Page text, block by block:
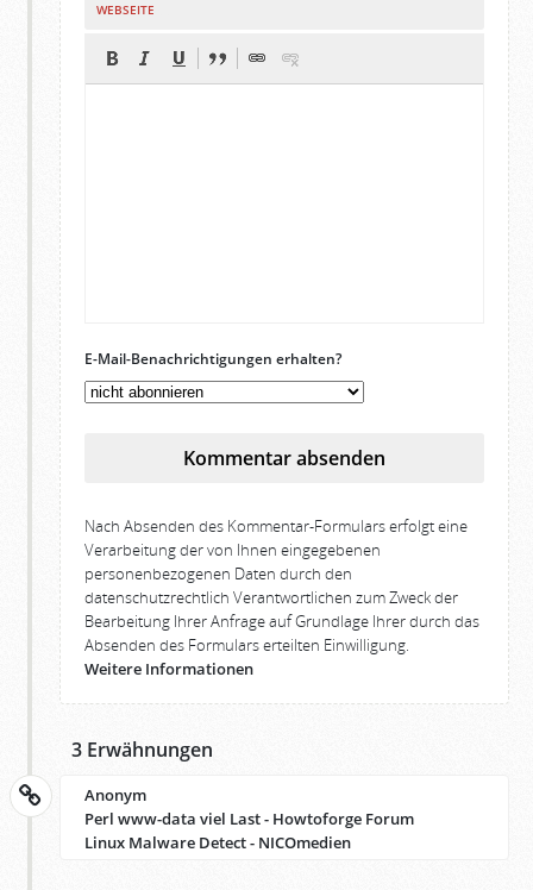
WEBSEITE
E-Mail-Benachrichtigungen erhalten?
Kommentar absenden
Nach Absenden des Kommentar-Formulars erfolgt eine
Verarbeitung der von Ihnen eingegebenen
personenbezogenen Daten durch den
datenschutzrechtlich Verantwortlichen zum Zweck der
Bearbeitung Ihrer Anfrage auf Grundlage Ihrer durch das
Absenden des Formulars erteilten Einwilligung.
Weitere Informationen
3 Erwähnungen
Anonym
Perl www-data viel Last - Howtoforge Forum
Linux Malware Detect - NICOmedien